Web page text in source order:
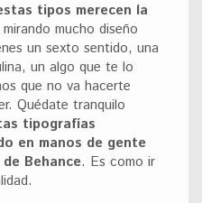
tipos merecen la
mucho diseño
un sexto sentido, una
un algo que te lo
que no va hacerte
Quédate tranquilo
tipografías
en manos de gente
Behance. Es como ir